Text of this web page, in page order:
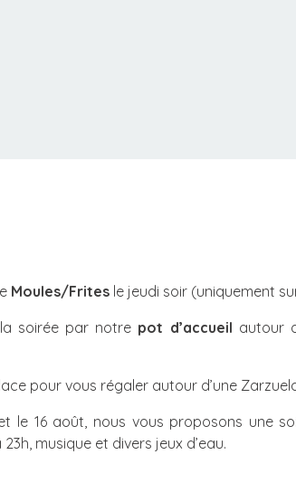
Moules/Frites le jeudi soir (uniquement
soirée par notre pot d’accueil autour
pour vous régaler autour d’une
le 16 août, nous vous proposons une
musique et divers jeux d’eau.